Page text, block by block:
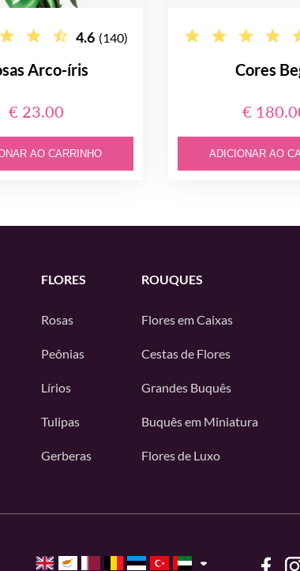
4.6 (140)
Arco-íris
€ 23.00
AO CARRINHO
Cores
€
ADICIONAR AO
FLORES
Rosas
Peônias
Lírios
Tulipas
Gerberas
ROUQUES
Flores em Caixas
Cestas de Flores
Grandes Buquês
Buquês em Miniatura
Flores de Luxo